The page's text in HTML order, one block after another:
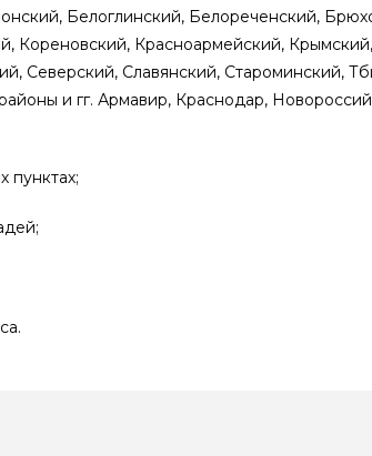
Белоглинский, Белореченский,
Кореновский, Красноармейский,
Северский, Славянский, Староминский,
и гг. Армавир, Краснодар,
пунктах;